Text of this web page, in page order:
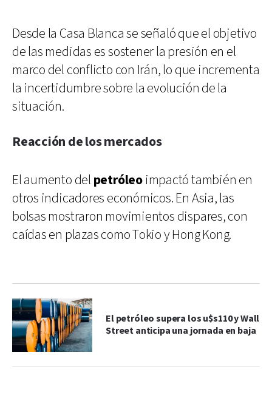
Desde la Casa Blanca se señaló que el objetivo
de las medidas es sostener la presión en el
marco del conflicto con Irán, lo que incrementa
la incertidumbre sobre la evolución de la
situación.
Reacción de los mercados
El aumento del petróleoimpactó también en
otros indicadores económicos. En Asia, las
bolsas mostraron movimientos dispares, con
caídas en plazas como Tokio y Hong Kong.
El petróleo supera los u$s110 y Wall
Street anticipa una jornada en baja